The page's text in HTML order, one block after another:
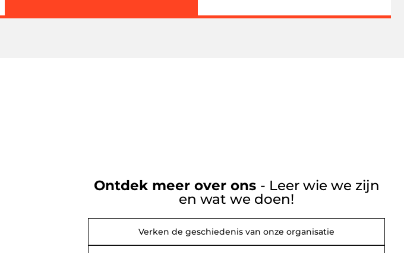
Ontdek meer over ons - Leer wie we zijn
en wat we doen!
Verken de geschiedenis van onze organisatie